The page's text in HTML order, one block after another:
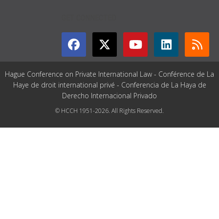
Hague Conference on Private International Law - Conférence de La
Haye de droit international privé - Conferencia de La Haya de
Derecho Internacional Privado
© HCCH 1951-2026. All Rights Reserved.